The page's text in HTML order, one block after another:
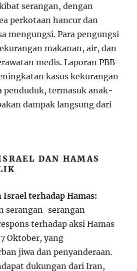
serangan, dengan
perkotaan hancur dan
mengungsi. Para pengungsi
makanan, air, dan
medis. Laporan PBB
kasus kekurangan
penduduk, termasuk anak-
dampak langsung dari
DAN HAMAS
Israel terhadap Hamas:
serangan-serangan
terhadap aksi Hamas
Oktober, yang
jiwa dan penyanderaan.
dukungan dari Iran,